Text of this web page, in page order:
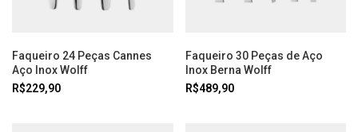
Faqueiro 24 Peças Cannes
Aço Inox Wolff
R$229,90
Faqueiro 30 Peças de Aço
Inox Berna Wolff
R$489,90